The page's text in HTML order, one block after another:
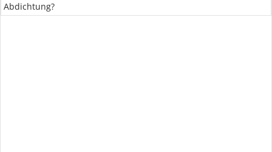
Abdichtung?